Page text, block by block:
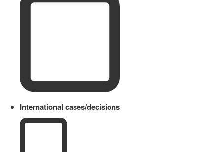
International cases/decisions